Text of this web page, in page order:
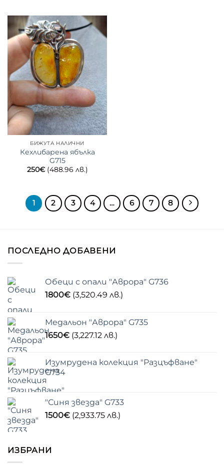
БИЖУТА НАЛИЧНИ
Кехлибарена ябълка
G715
250€ (488.96 лв.)
1 2 3 4 … 6 7 8
ПОСЛЕДНО ДОБАВЕНИ
Обеци с опали "Аврора" G736
1800€ (3,520.49 лв.)
Медальон "Аврора" G735
1650€ (3,227.12 лв.)
Изумрудена колекция "Разцъфване"
G734
"Синя звезда" G733
1500€ (2,933.75 лв.)
ИЗБРАНИ